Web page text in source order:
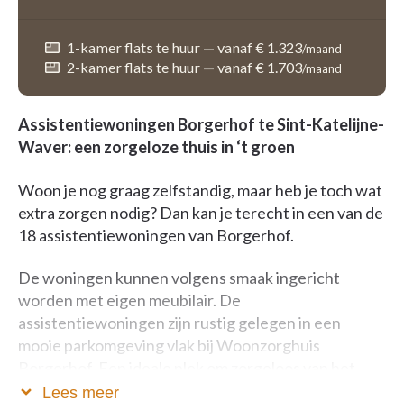
1-kamer flats te huur — vanaf € 1.323/maand
2-kamer flats te huur — vanaf € 1.703/maand
Assistentiewoningen Borgerhof te Sint-Katelijne-
Waver: een zorgeloze thuis in ‘t groen
Woon je nog graag zelfstandig, maar heb je toch wat
extra zorgen nodig? Dan kan je terecht in een van de
18 assistentiewoningen van Borgerhof.
De woningen kunnen volgens smaak ingericht
worden met eigen meubilair. De
assistentiewoningen zijn rustig gelegen in een
mooie parkomgeving vlak bij Woonzorghuis
leven te genieten!
Lees meer